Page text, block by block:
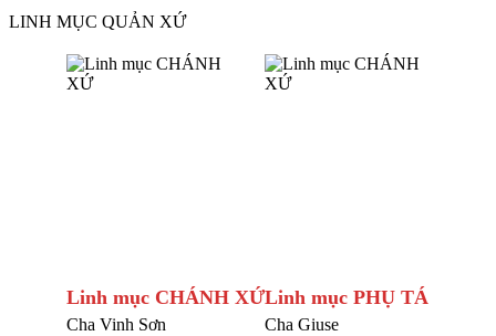
LINH MỤC QUẢN XỨ
Linh mục CHÁNH XỨ
Cha Vinh Sơn
Linh mục PHỤ TÁ
Cha Giuse